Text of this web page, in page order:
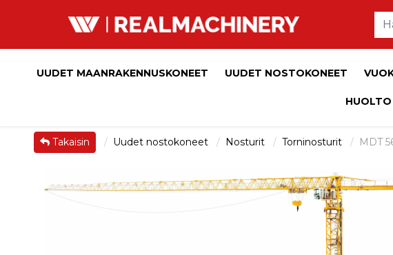
UUDET MAANRAKENNUSKONEET UUDET NOSTOKONEET
Takaisin Uudet nostokoneet Nosturit Torninosturit MDT